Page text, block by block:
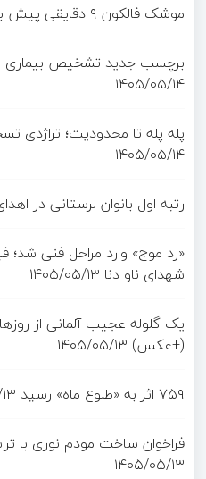
موشک فالکون ۹ دقایقی پیش با ماه برخورد کرد
برچسب جدید تشخیص بیماری
۱۴۰۵/۰۵/۱۴
پله پله تا محدودیت؛ تراژدی
۱۴۰۵/۰۵/۱۴
رتبه اول بانوان لرستانی در
«رد موج» وارد مراحل فنی شد؛
شهدای ناو دنا ۱۴۰۵/۰۵/۱۳
یک گلوله عجیب آلمانی از
(+عکس) ۱۴۰۵/۰۵/۱۳
۷۵۹ اثر به «طلوع ماه» رسید
فراخوان ساخت مودم نوری با
۱۴۰۵/۰۵/۱۳